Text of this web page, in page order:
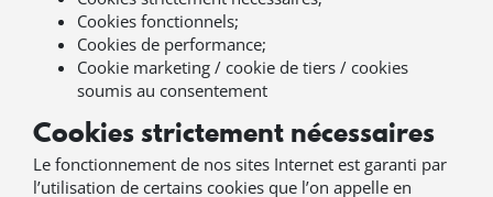
Cookies fonctionnels;
Cookies de performance;
Cookie marketing / cookie de tiers / cookies
soumis au consentement
Cookies strictement nécessaires
Le fonctionnement de nos sites Internet est garanti par
l’utilisation de certains cookies que l’on appelle en